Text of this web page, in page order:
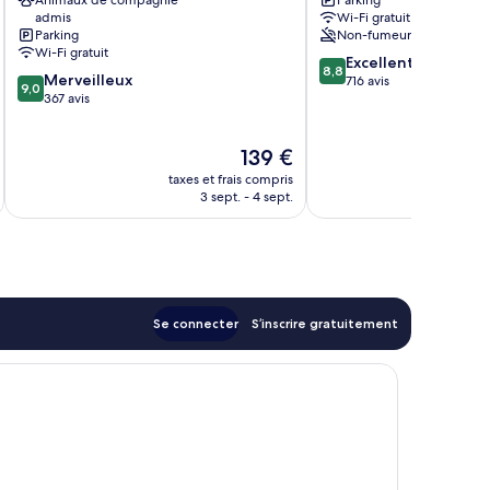
admis
Parking
Wi-Fi gratuit
9.0
sur
9,0 Merveilleux
367 avis
Le
nouveau
prix
139 €
taxes et frais compris
3 sept. - 4 sept.
Ystad
Wi-Fi gratuit
Non-fumeurs
8.8
sur
8,8 Excellent
716 avis
Se connecter S’inscrire gratuitement